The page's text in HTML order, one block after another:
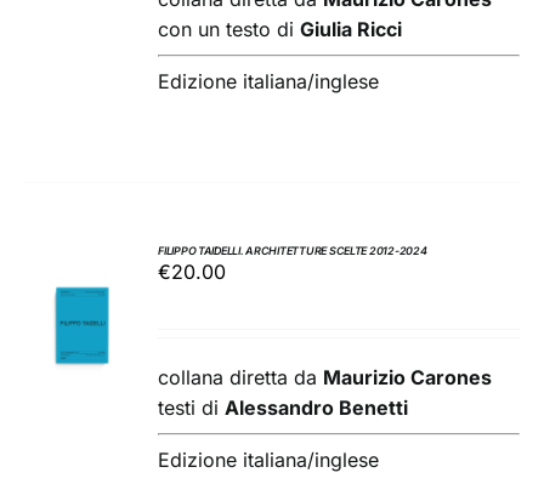
con un testo diGiulia Ricci
Edizione italiana/inglese
CARRELLO
/
FILIPPO TAIDELLI. ARCHITETTURE SCELTE 2012-2024
€20.00
collana diretta da Maurizio Carones
testi diAlessandro Benetti
Edizione italiana/inglese